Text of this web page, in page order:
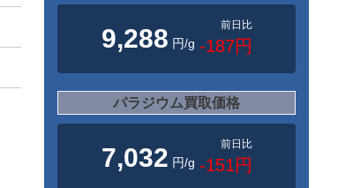
9,288 円/g
前日比
-187円
パラジウム買取価格
7,032 円/g
前日比
-151円